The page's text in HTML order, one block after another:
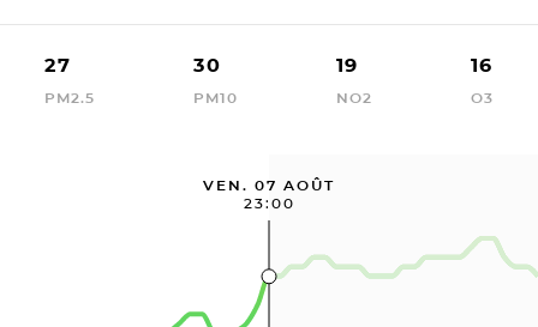
27
PM2.5
30
PM10
19
NO2
16
O3
VEN. 07 AOÛT
23:00